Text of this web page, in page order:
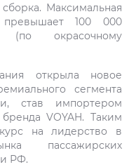
Максимальная
превышает 100 000
окрасочному
открыла новое
сегмента
став импортером
VOYAH. Таким
на лидерство в
пассажирских
РФ.